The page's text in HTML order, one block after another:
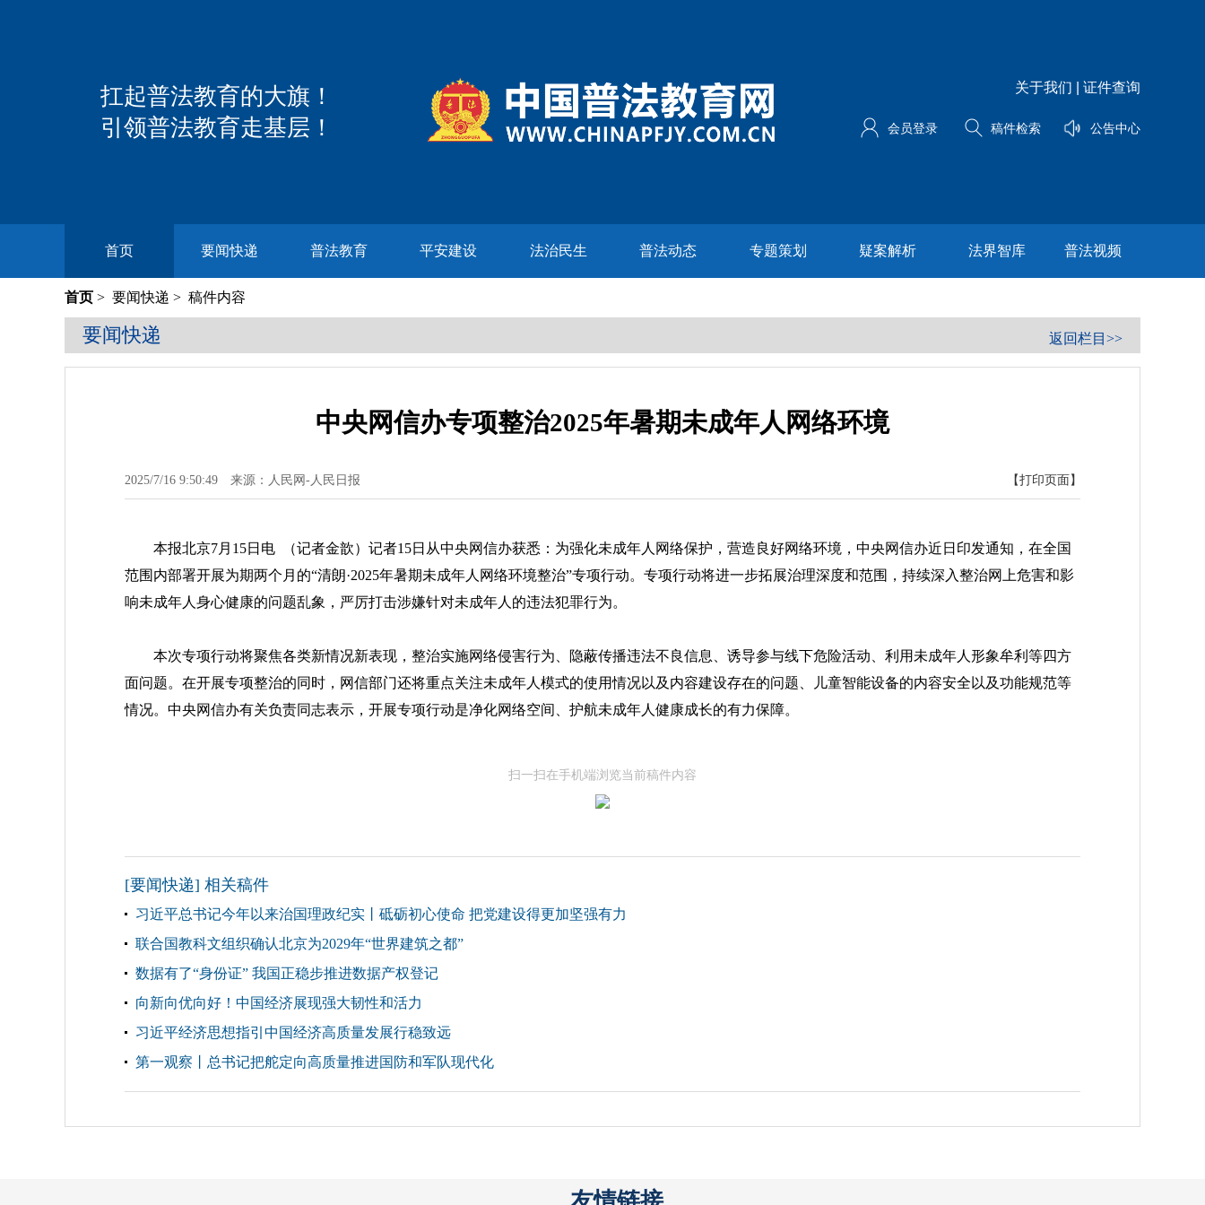
扛起普法教育的大旗！
引领普法教育走基层！
关于我们 证件查询
会员登录 稿件检索 公告中心
首页 要闻快递 普法教育 平安建设 法治民生 普法动态 专题策划 疑案解析 法界智库 普法视频
首页 > 要闻快递 > 稿件内容
要闻快递 返回栏目>>
中央网信办专项整治2025年暑期未成年人网络环境
2025/7/16 9:50:49 来源：人民网-人民日报 【打印页面】
本报北京7月15日电 （记者金歆）记者15日从中央网信办获悉：为强化未成年人网络保护，营造良好网络环境，中央网信办近日印发通知，在全国
范围内部署开展为期两个月的“清朗·2025年暑期未成年人网络环境整治”专项行动。专项行动将进一步拓展治理深度和范围，持续深入整治网上危害和影
响未成年人身心健康的问题乱象，严厉打击涉嫌针对未成年人的违法犯罪行为。
本次专项行动将聚焦各类新情况新表现，整治实施网络侵害行为、隐蔽传播违法不良信息、诱导参与线下危险活动、利用未成年人形象牟利等四方
面问题。在开展专项整治的同时，网信部门还将重点关注未成年人模式的使用情况以及内容建设存在的问题、儿童智能设备的内容安全以及功能规范等
情况。中央网信办有关负责同志表示，开展专项行动是净化网络空间、护航未成年人健康成长的有力保障。
扫一扫在手机端浏览当前稿件内容
[要闻快递] 相关稿件
习近平总书记今年以来治国理政纪实丨砥砺初心使命 把党建设得更加坚强有力
联合国教科文组织确认北京为2029年“世界建筑之都”
数据有了“身份证” 我国正稳步推进数据产权登记
向新向优向好！中国经济展现强大韧性和活力
习近平经济思想指引中国经济高质量发展行稳致远
第一观察丨总书记把舵定向高质量推进国防和军队现代化